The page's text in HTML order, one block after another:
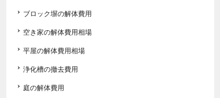
ブロック塀の解体費用
空き家の解体費用相場
平屋の解体費用相場
浄化槽の撤去費用
庭の解体費用